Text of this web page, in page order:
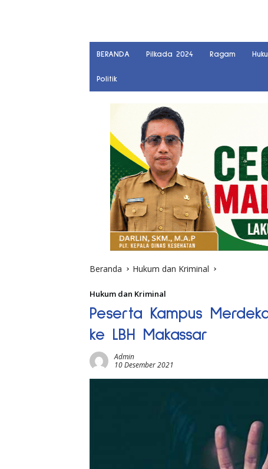
BERANDA Pilkada 2024 Ragam
Politik
Beranda Hukum dan Kriminal
Hukum dan Kriminal
Peserta Kampus
ke LBH Makassar
Admin
10 Desember 2021